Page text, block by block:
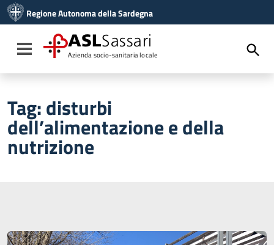
Vai al menu di navigazione
Vai al footer
Regione Autonoma della Sardegna
Toggle navigation
ASLSassari
Azienda socio-sanitaria locale
Tag:disturbi
dell’alimentazione e della
nutrizione